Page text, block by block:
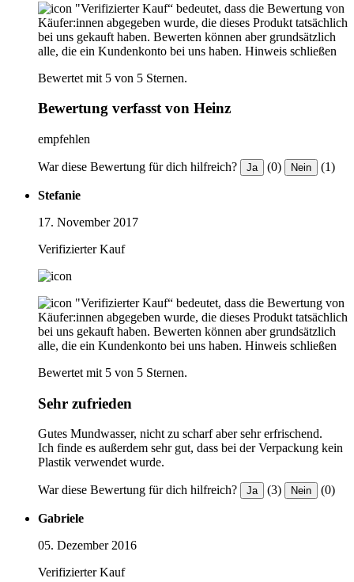
"Verifizierter Kauf“ bedeutet, dass die Bewertung von
Käufer:innen abgegeben wurde, die dieses Produkt tatsächlich
bei uns gekauft haben. Bewerten können aber grundsätzlich
alle, die ein Kundenkonto bei uns haben. Hinweis schließen
Bewertet mit 5 von 5 Sternen.
Bewertung verfasst von Heinz
empfehlen
War diese Bewertung für dich hilfreich? Ja (0) Nein (1)
Stefanie
17. November 2017
Verifizierter Kauf
"Verifizierter Kauf“ bedeutet, dass die Bewertung von
Käufer:innen abgegeben wurde, die dieses Produkt tatsächlich
bei uns gekauft haben. Bewerten können aber grundsätzlich
alle, die ein Kundenkonto bei uns haben. Hinweis schließen
Bewertet mit 5 von 5 Sternen.
Sehr zufrieden
Gutes Mundwasser, nicht zu scharf aber sehr erfrischend.
Ich finde es außerdem sehr gut, dass bei der Verpackung kein
Plastik verwendet wurde.
War diese Bewertung für dich hilfreich? Ja (3) Nein (0)
Gabriele
05. Dezember 2016
Verifizierter Kauf